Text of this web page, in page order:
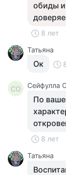
обиды
8 лет
Татьяна
Ок
СО Сейфулла
По
8 лет
Татьяна